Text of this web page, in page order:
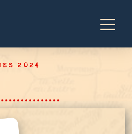
2024